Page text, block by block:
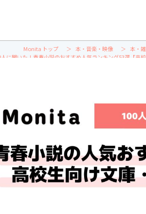
Monita トップ 本・音楽・映像
本・
に聞いた！青春小説のおすすめ人気ランキング53選【高